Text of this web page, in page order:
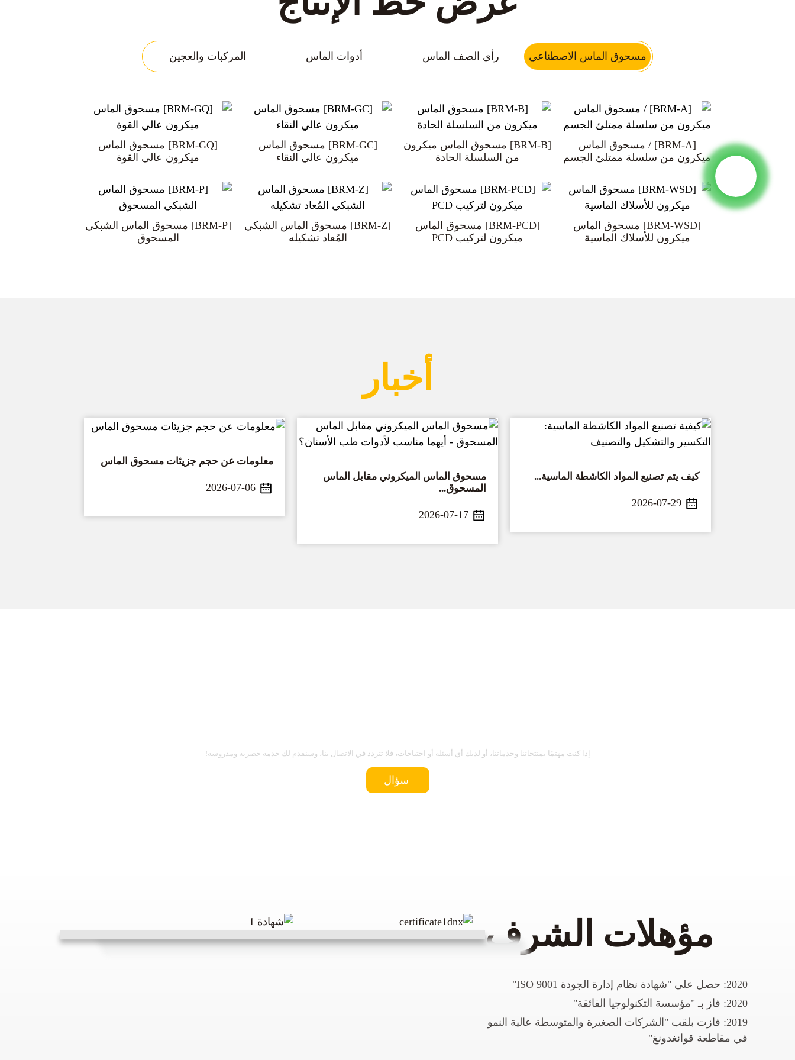
مسحوق الماس الاصطناعي رأى الصف الماس أدوات الماس المركبات والعجين
[BRM-A] / مسحوق الماس
ميكرون من سلسلة ممتلئ الجسم
[BRM-B] مسحوق الماس ميكرون
من السلسلة الحادة
[BRM-GC] مسحوق الماس
ميكرون عالي النقاء
[BRM-GQ] مسحوق الماس
ميكرون عالي القوة
[BRM-WSD] مسحوق الماس
ميكرون للأسلاك الماسية
[BRM-PCD] مسحوق الماس
ميكرون لتركيب PCD
[BRM-Z] مسحوق الماس الشبكي
المُعاد تشكيله
[BRM-P] مسحوق الماس الشبكي
المسحوق
الدرجة الاقتصادية / درجة المنشار
الماسية
درجة متوسطة / درجة منشار
الماس
درجة ممتازة / درجة منشار الماس
الماس متعدد البلورات
PCBN (نيتريد البورون المكعب
متعدد البلورات)
أحزمة الصنفرة الماسية / CBN فيلم الماس / الورق
أقراص رفرف الماس وCBN
مطلي بالألماس/مادة كاشطة
CBN
الطين اللف الماس معجون اللف الماسي
أخبار
كيف يتم تصنيع المواد الكاشطة الماسية...
2026-07-29
مسحوق الماس الميكروني مقابل الماس
المسحوق...
2026-07-17
معلومات عن حجم جزيئات مسحوق الماس
2026-07-06
إذا كنت مهتمًا بمنتجاتنا وخدماتنا، أو لديك أي أسئلة أو احتياجات، فلا تتردد في الاتصال بنا، وسنقدم لك خدمة حصرية ومدروسة!
سؤال
مؤهلات الشرف
2020: حصل على "شهادة نظام إدارة الجودة ISO 9001"
2020: فاز بـ "مؤسسة التكنولوجيا الفائقة"
2019: فازت بلقب "الشركات الصغيرة والمتوسطة عالية النمو
في مقاطعة قوانغدونغ"